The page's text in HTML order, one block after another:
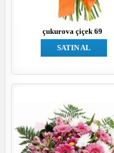
çukurova çiçek 69
SATIN AL